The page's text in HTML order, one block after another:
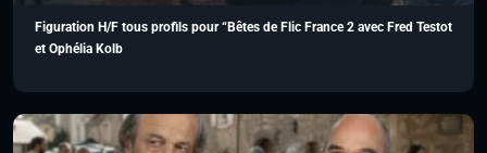
Figuration H/F tous profils pour “Bêtes de Flic France 2 avec Fred Testot
et Ophélia Kolb